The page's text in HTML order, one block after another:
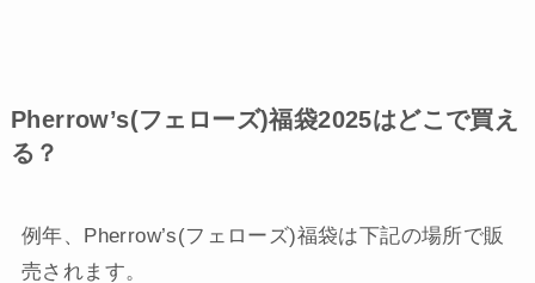
Pherrow’s(フェローズ)福袋2025はどこで買え
る？
例年、Pherrow’s(フェローズ)福袋は下記の場所で販
売されます。